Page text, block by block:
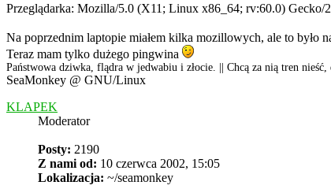
Przeglądarka: Mozilla/5.0 (X11; Linux x86_64; rv:60.0) Gecko/
Na poprzednim laptopie miałem kilka mozillowych, ale to było
Teraz mam tylko dużego pingwina
Państwowa dziwka, flądra w jedwabiu i złocie. || Chcą za nią tren
SeaMonkey @ GNU/Linux
KLAPEK
Moderator
Posty: 2190
Z nami od: 10 czerwca 2002, 15:05
Lokalizacja: ~/seamonkey